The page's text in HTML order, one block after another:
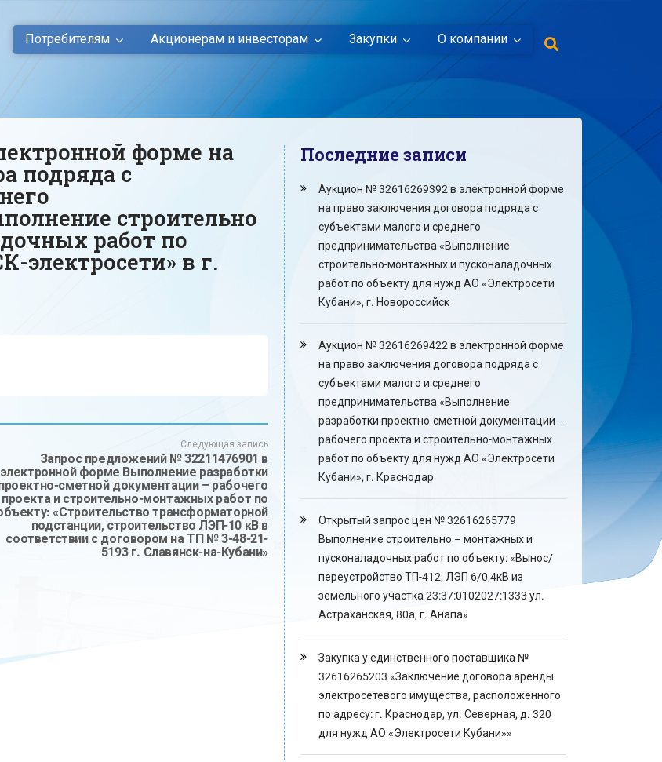
Потребителям Акционерам и инвесторам Закупки О компании
форме на
подряда с
строительно
работ по
электросети» в г.
Следующая запись
Запрос предложений № 32211476901 в
электронной форме Выполнение разработки
сметной документации – рабочего
проекта и строительно-монтажных работ по
«Строительство трансформаторной
подстанции, строительство ЛЭП-10 кВ в
соответствии с договором на ТП № 3-48-21-
5193 г. Славянск-на-Кубани»
Последние записи
Аукцион № 32616269392 в электронной форме
на право заключения договора подряда с
субъектами малого и среднего
предпринимательства «Выполнение
строительно-монтажных и пусконаладочных
работ по объекту для нужд АО «Электросети
Кубани», г. Новороссийск
Аукцион № 32616269422 в электронной форме
на право заключения договора подряда с
субъектами малого и среднего
предпринимательства «Выполнение
разработки проектно-сметной документации –
рабочего проекта и строительно-монтажных
работ по объекту для нужд АО «Электросети
Кубани», г. Краснодар
Открытый запрос цен № 32616265779
Выполнение строительно – монтажных и
пусконаладочных работ по объекту: «Вынос/
переустройство ТП-412, ЛЭП 6/0,4кВ из
земельного участка 23:37:0102027:1333 ул.
Астраханская, 80а, г. Анапа»
Закупка у единственного поставщика №
32616265203 «Заключение договора аренды
электросетевого имущества, расположенного
по адресу: г. Краснодар, ул. Северная, д. 320
для нужд АО «Электросети Кубани»»